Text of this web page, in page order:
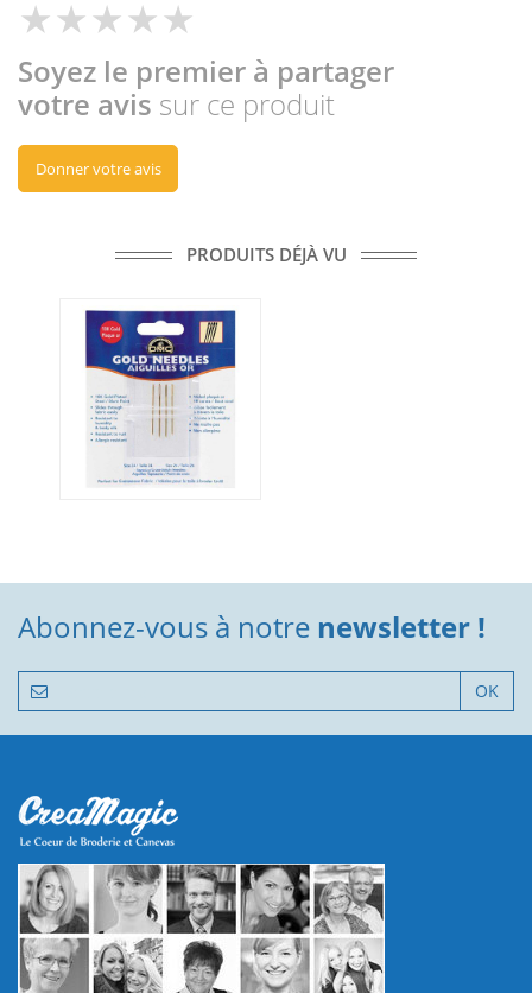
Soyez le premier à partager
votre avis sur ce produit
Donner votre avis
PRODUITS DÉJÀ VU
Abonnez-vous à notre newsletter !
OK